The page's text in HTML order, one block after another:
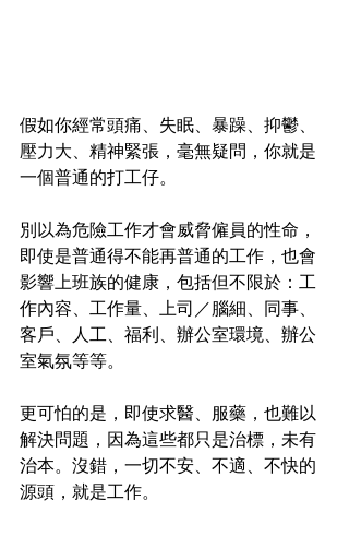
假如你經常頭痛、失眠、暴躁、抑鬱、
壓力大、精神緊張，毫無疑問，你就是
一個普通的打工仔。
別以為危險工作才會威脅僱員的性命，
即使是普通得不能再普通的工作，也會
影響上班族的健康，包括但不限於：工
作內容、工作量、上司／腦細、同事、
客戶、人工、福利、辦公室環境、辦公
室氣氛等等。
更可怕的是，即使求醫、服藥，也難以
解決問題，因為這些都只是治標，未有
治本。沒錯，一切不安、不適、不快的
源頭，就是工作。